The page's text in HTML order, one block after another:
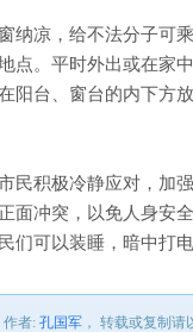
凉，给不法分子可
点。平时外出或在家
阳台、窗台的内下方
积极冷静应对，加强
面冲突，以免人身安
们可以装睡，暗中打
作者: 孔国军 ， 转载或复制请